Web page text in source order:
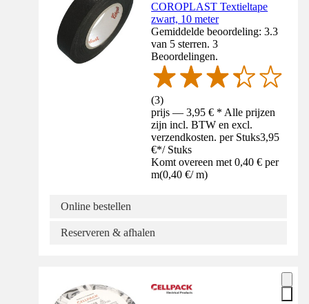
COROPLAST Textieltape
zwart, 10 meter
Gemiddelde beoordeling: 3.3
van 5 sterren. 3
Beoordelingen.
(3)
prijs — 3,95 € * Alle prijzen
zijn incl. BTW en excl.
verzendkosten. per Stuks3,95
€*/ Stuks
Komt overeen met 0,40 € per
m(0,40 €/ m)
Online bestellen
Reserveren & afhalen